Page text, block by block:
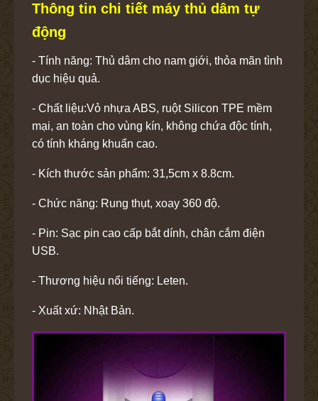
Thông tin chi tiết máy thủ dâm tự
động
- Tính năng: Thủ dâm cho nam giới, thỏa mãn tình
dục hiệu quả.
- Chất liệu:Vỏ nhựa ABS, ruột Silicon TPE mềm
mại, an toàn cho vùng kín, không chứa độc tính,
có tính kháng khuẩn cao.
- Kích thước sản phẩm: 31,5cm x 8.8cm.
- Chức năng: Rung thụt, xoay 360 độ.
- Pin: Sạc pin cao cấp bắt dính, chân cắm điện
USB.
- Thương hiệu nổi tiếng: Leten.
- Xuất xứ: Nhật Bản.